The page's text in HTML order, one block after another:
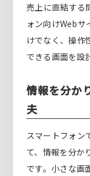
売上に直結する
ォン向けWebサ
けでなく、操作
できる画面を設
情報を分か
夫
スマートフォン
て、情報を分か
です。小さな画